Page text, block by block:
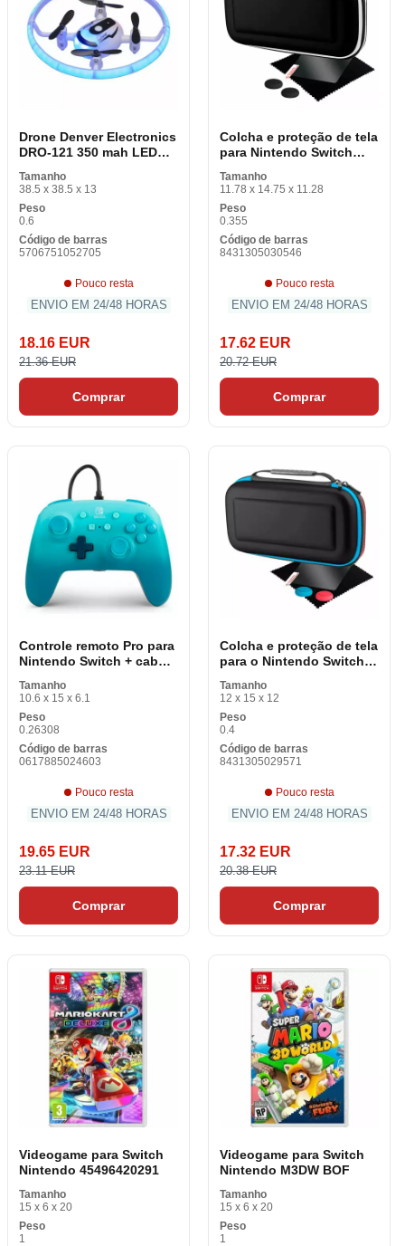
Drone Denver Electronics
DRO-121 350 mah LED
Tamanho
38.5 x 38.5 x 13
Peso
0.6
Código de barras
5706751052705
Pouco resta
ENVIO EM 24/48 HORAS
18.16 EUR
21.36 EUR
Comprar
Colcha e proteção de tela
para Nintendo Switch
Tamanho
11.78 x 14.75 x 11.28
Peso
0.355
Código de barras
8431305030546
Pouco resta
ENVIO EM 24/48 HORAS
17.62 EUR
20.72 EUR
Comprar
Controle remoto Pro para
Nintendo Switch + cabo
01 Azul
Tamanho
10.6 x 15 x 6.1
Peso
0.26308
Código de barras
0617885024603
Pouco resta
ENVIO EM 24/48 HORAS
19.65 EUR
23.11 EUR
Comprar
Colcha e proteção de tela
para o Nintendo Switch
2
Tamanho
12 x 15 x 12
Peso
0.4
Código de barras
8431305029571
Pouco resta
ENVIO EM 24/48 HORAS
17.32 EUR
20.38 EUR
Comprar
Videogame para Switch
Nintendo 45496420291
Tamanho
15 x 6 x 20
Peso
1
Videogame para Switch
Nintendo M3DW BOF
Tamanho
15 x 6 x 20
Peso
1